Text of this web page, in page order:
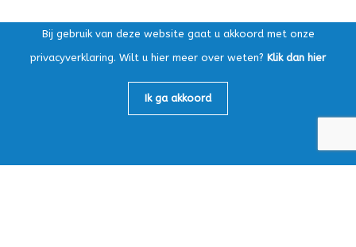
Bij gebruik van deze website gaat u akkoord met onze
privacyverklaring. Wilt u hier meer over weten? Klik dan hier
Ik ga akkoord
Ds. Kuypersstraat 14T, 3863 CA Nijkerk
Postbus 169, 3860 AD Nijkerk
033-4565147
033-4759605
KvK: 32153891